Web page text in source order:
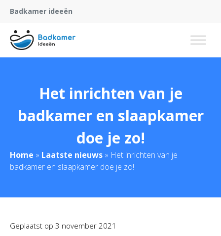
Badkamer ideeën
Het inrichten van je
badkamer en slaapkamer
doe je zo!
Home » Laatste nieuws » Het inrichten van je
badkamer en slaapkamer doe je zo!
Geplaatst op 3 november 2021